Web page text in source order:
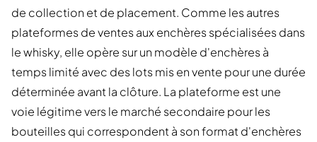
de collection et de placement. Comme les autres
plateformes de ventes aux enchères spécialisées dans
le whisky, elle opère sur un modèle d'enchères à
temps limité avec des lots mis en vente pour une durée
déterminée avant la clôture. La plateforme est une
voie légitime vers le marché secondaire pour les
bouteilles qui correspondent à son format d'enchères